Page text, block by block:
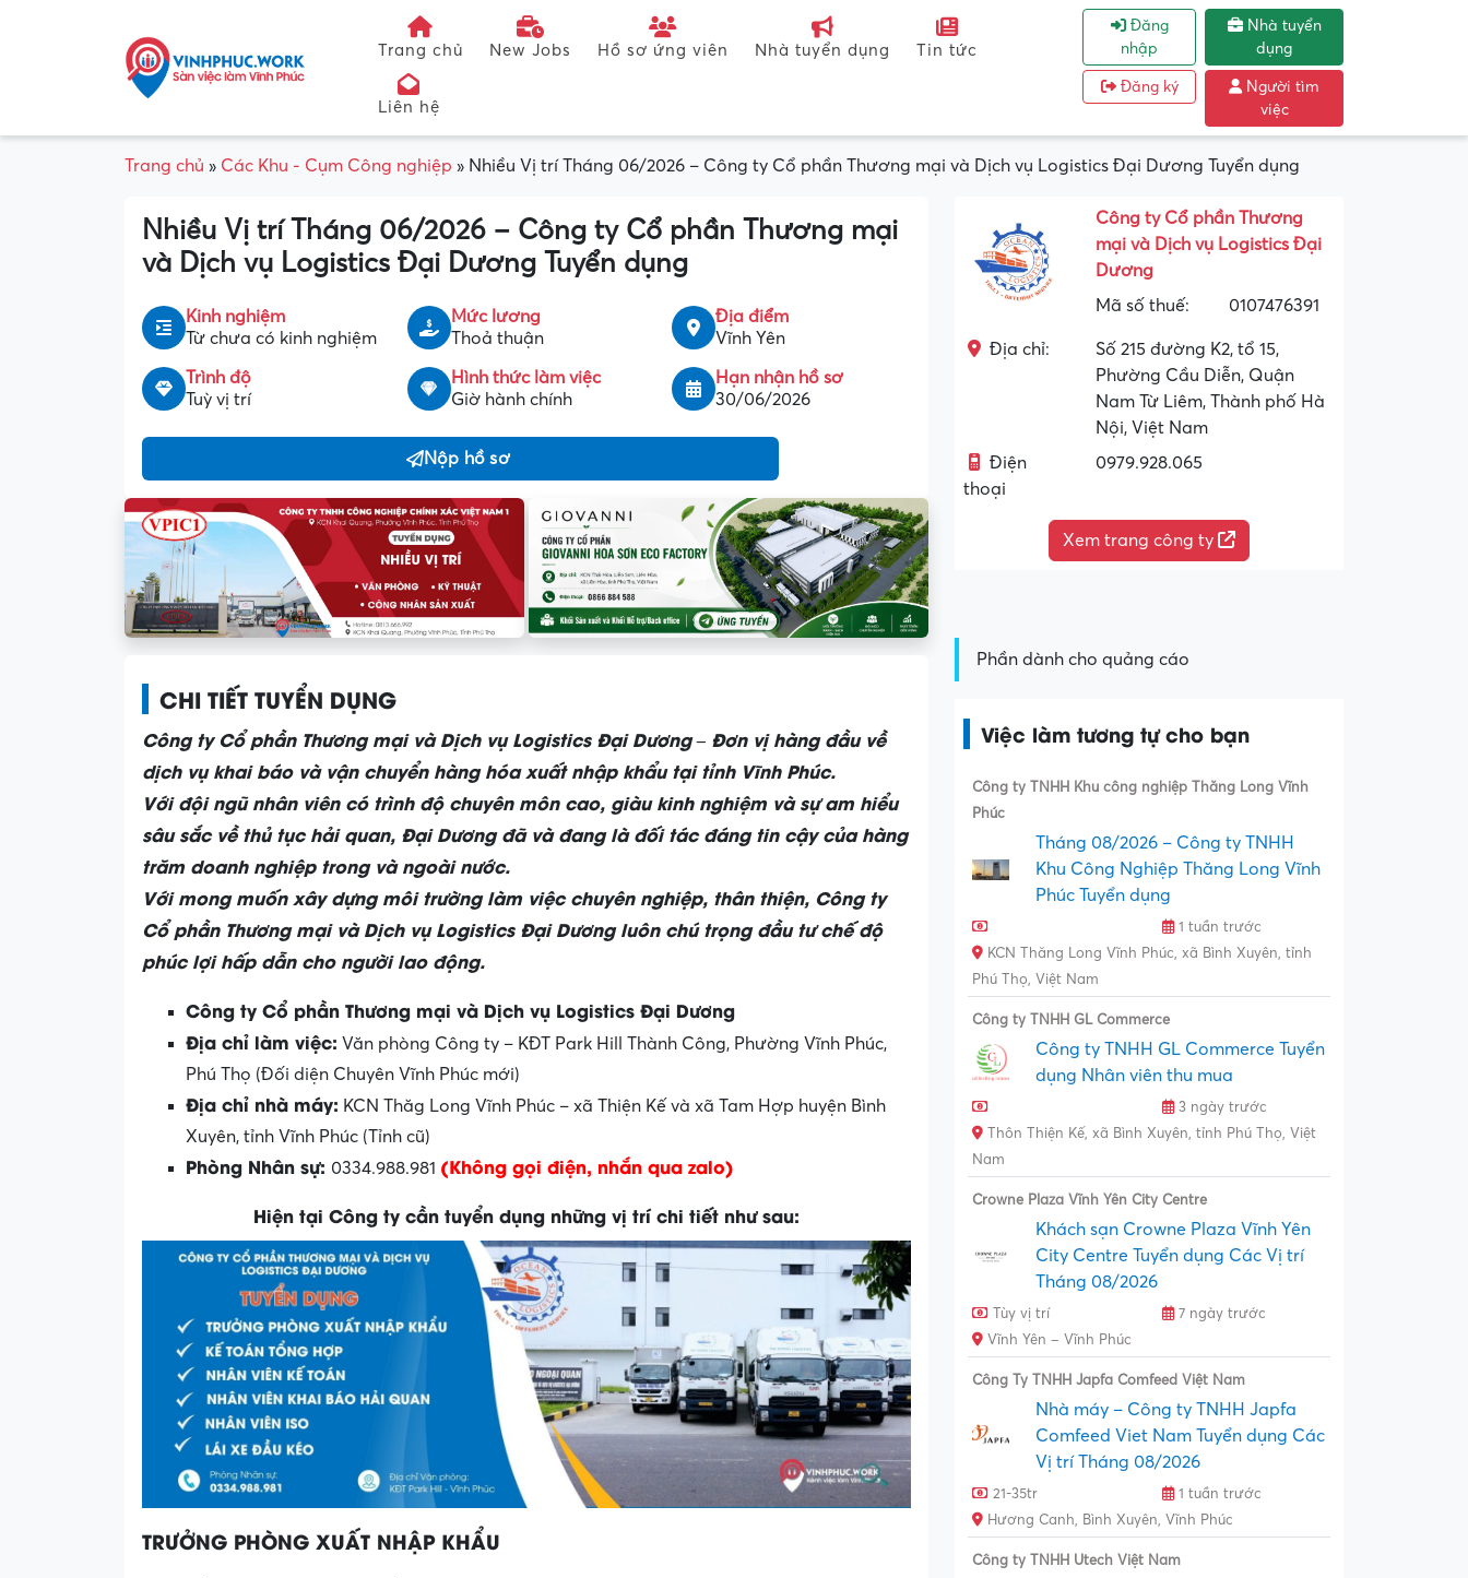
Trang chủ New Jobs Hồ sơ ứng viên Nhà tuyển dụng Tin tức
Liên hệ
Đăng
nhập
Đăng ký
Nhà tuyển
dụng
Người tìm
việc
Trang chủ » Các Khu - Cụm Công nghiệp » Nhiều Vị trí Tháng 06/2026 – Công ty Cổ phần Thương mại và Dịch vụ Logistics Đại Dương Tuyển dụng
Nhiều Vị trí Tháng 06/2026 – Công ty Cổ phần Thương mại
và Dịch vụ Logistics Đại Dương Tuyển dụng
Kinh nghiệm
Từ chưa có kinh nghiệm
Mức lương
Thoả thuận
Địa điểm
Vĩnh Yên
Trình độ
Tuỳ vị trí
Hình thức làm việc
Giờ hành chính
Hạn nhận hồ sơ
30/06/2026
Nộp hồ sơ
Công ty Cổ phần Thương
mại và Dịch vụ Logistics Đại
Dương
Mã số thuế:
0107476391
Địa chỉ:
Số 215 đường K2, tổ 15,
Phường Cầu Diễn, Quận
Nam Từ Liêm, Thành phố Hà
Nội, Việt Nam
Điện
thoại
0979.928.065
Xem trang công ty
CHI TIẾT TUYỂN DỤNG
Công ty Cổ phần Thương mại và Dịch vụ Logistics Đại Dương – Đơn vị hàng đầu về
dịch vụ khai báo và vận chuyển hàng hóa xuất nhập khẩu tại tỉnh Vĩnh Phúc.
Với đội ngũ nhân viên có trình độ chuyên môn cao, giàu kinh nghiệm và sự am hiểu
sâu sắc về thủ tục hải quan, Đại Dương đã và đang là đối tác đáng tin cậy của hàng
trăm doanh nghiệp trong và ngoài nước.
Với mong muốn xây dựng môi trường làm việc chuyên nghiệp, thân thiện, Công ty
Cổ phần Thương mại và Dịch vụ Logistics Đại Dương luôn chú trọng đầu tư chế độ
phúc lợi hấp dẫn cho người lao động.
Công ty Cổ phần Thương mại và Dịch vụ Logistics Đại Dương
Địa chỉ làm việc: Văn phòng Công ty – KĐT Park Hill Thành Công, Phường Vĩnh Phúc,
Phú Thọ (Đối diện Chuyên Vĩnh Phúc mới)
Địa chỉ nhà máy: KCN Thăg Long Vĩnh Phúc – xã Thiện Kế và xã Tam Hợp huyện Bình
Xuyên, tỉnh Vĩnh Phúc (Tỉnh cũ)
Phòng Nhân sự: 0334.988.981 (Không gọi điện, nhắn qua zalo)
Hiện tại Công ty cần tuyển dụng những vị trí chi tiết như sau:
TRƯỞNG PHÒNG XUẤT NHẬP KHẨU
Phần dành cho quảng cáo
Việc làm tương tự cho bạn
Công ty TNHH Khu công nghiệp Thăng Long Vĩnh
Phúc
Tháng 08/2026 – Công ty TNHH
Khu Công Nghiệp Thăng Long Vĩnh
Phúc Tuyển dụng
1 tuần trước
KCN Thăng Long Vĩnh Phúc, xã Bình Xuyên, tỉnh
Phú Thọ, Việt Nam
Công ty TNHH GL Commerce
Công ty TNHH GL Commerce Tuyển
dụng Nhân viên thu mua
3 ngày trước
Thôn Thiện Kế, xã Bình Xuyên, tỉnh Phú Thọ, Việt
Nam
Crowne Plaza Vĩnh Yên City Centre
Khách sạn Crowne Plaza Vĩnh Yên
City Centre Tuyển dụng Các Vị trí
Tháng 08/2026
Tùy vị trí
7 ngày trước
Vĩnh Yên – Vĩnh Phúc
Công Ty TNHH Japfa Comfeed Việt Nam
Nhà máy – Công ty TNHH Japfa
Comfeed Viet Nam Tuyển dụng Các
Vị trí Tháng 08/2026
21-35tr
1 tuần trước
Hương Canh, Bình Xuyên, Vĩnh Phúc
Công ty TNHH Utech Việt Nam